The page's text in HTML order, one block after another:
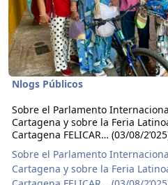
Nlogs Públicos
Sobre el Parlamento
Cartagena y sobre la Feria
Cartagena FELICAR… (03/08/
Sobre el Parlamento
Cartagena y sobre la Feria